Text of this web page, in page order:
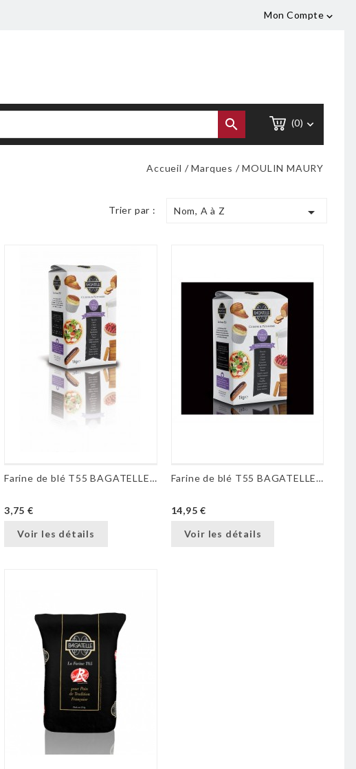
Mon Compte 
(0) 

Accueil Marques MOULIN MAURY
Trier par : Nom, A à Z 
Farine de blé T55 BAGATELLE - 1 kg
3,75 €
Voir les détails
Farine de blé T55 BAGATELLE® - 5 kg
14,95 €
Voir les détails